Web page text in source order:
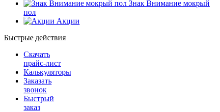
Знак Внимание мокрый
пол
Акции
Быстрые действия
Скачать
прайс-лист
Калькуляторы
Заказать
звонок
Быстрый
заказ